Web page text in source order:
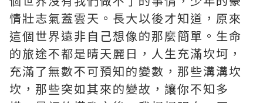
情壯志氣蓋雲天。長大以後才知道，原來
這個世界遠非自己想像的那麼簡單。生命
的旅途不都是晴天麗日，人生充滿坎坷，
充滿了無數不可預知的變數，那些溝溝坎
坎，那些突如其來的變故，讓你不知多